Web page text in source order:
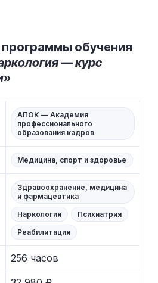
обучения
— курс
»
АПОК — Академия
профессионального
образования кадров
Медицина, спорт и здоровье
Здравоохранение, медицина
и фармацевтика
Наркология
Психиатрия
Реабилитация
256 часов